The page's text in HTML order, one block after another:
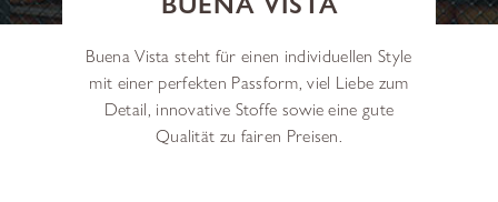
Buena Vista steht für einen individuellen Style
mit einer perfekten Passform, viel Liebe zum
Detail, innovative Stoffe sowie eine gute
Qualität zu fairen Preisen.